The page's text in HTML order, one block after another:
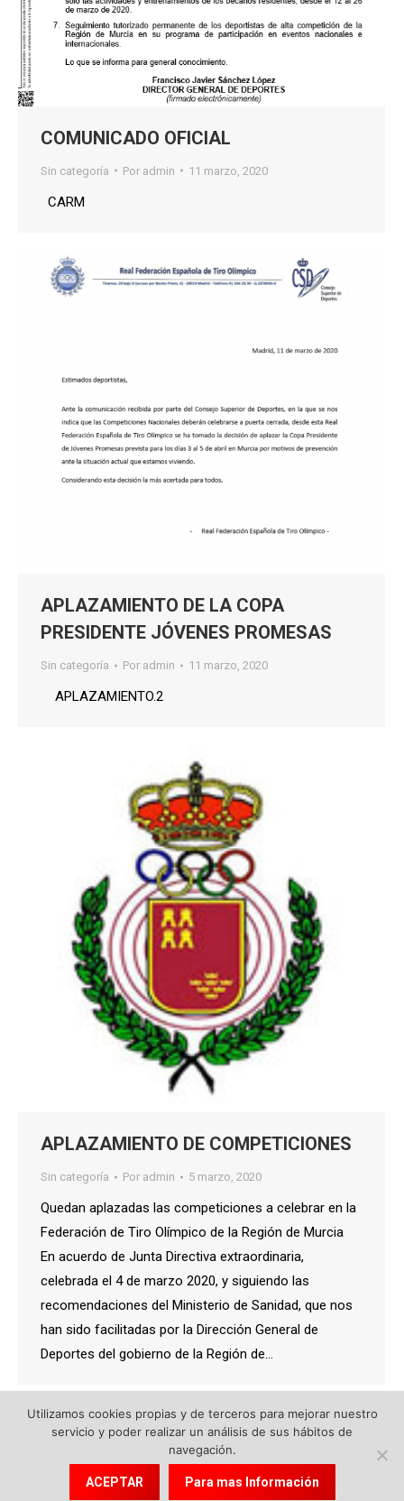
COMUNICADO OFICIAL
Sin categoría Por admin 11 marzo, 2020
CARM
APLAZAMIENTO DE LA COPA
PRESIDENTE JÓVENES PROMESAS
Sin categoría Por admin 11 marzo, 2020
APLAZAMIENTO.2
APLAZAMIENTO DE COMPETICIONES
Sin categoría Por admin 5 marzo, 2020
Quedan aplazadas las competiciones a celebrar en la
Federación de Tiro Olímpico de la Región de Murcia
En acuerdo de Junta Directiva extraordinaria,
celebrada el 4 de marzo 2020, y siguiendo las
recomendaciones del Ministerio de Sanidad, que nos
han sido facilitadas por la Dirección General de
Deportes del gobierno de la Región de…
© 2018 Federación de Tiro Olímpico de la Región de Murcia.
Utilizamos cookies propias y de terceros para mejorar nuestro
servicio y poder realizar un análisis de sus hábitos de
navegación.
ACEPTAR Para mas Información